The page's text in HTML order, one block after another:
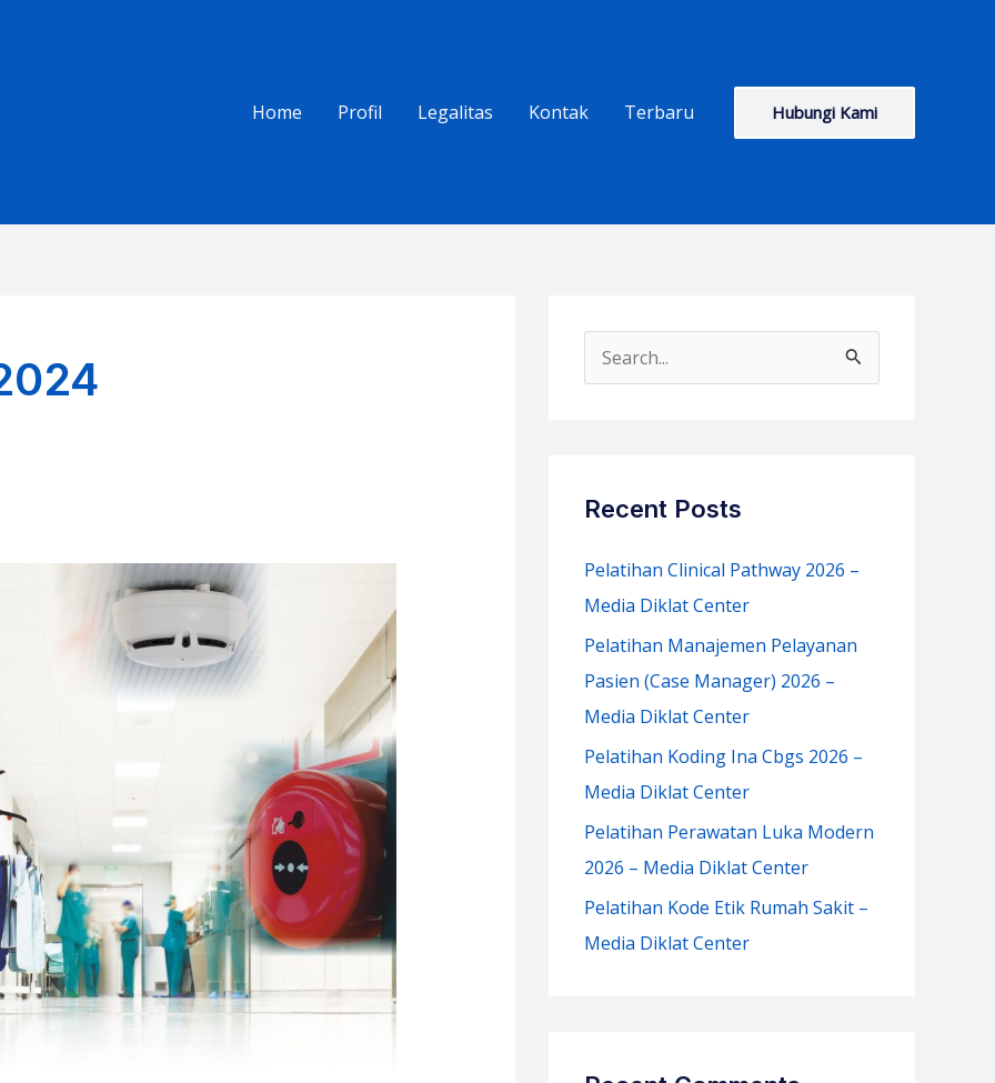
Home
Profil Legalitas Kontak Terbaru Hubungi Kami
e
h
f
o
Recent Posts
Pelatihan Clinical Pathway 2026 –
Media Diklat Center
Pelatihan Manajemen Pelayanan
Pasien (Case Manager) 2026 –
Media Diklat Center
Pelatihan Koding Ina Cbgs 2026 –
Media Diklat Center
Pelatihan Perawatan Luka Modern
2026 – Media Diklat Center
Pelatihan Kode Etik Rumah Sakit –
Media Diklat Center